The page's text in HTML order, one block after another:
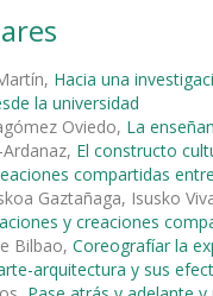
Hacia una
la universidad
Oviedo, La
El constructo
compartidas
Gaztañaga, Isusko
y creaciones
Bilbao, Coreografíar la
arquitectura y sus